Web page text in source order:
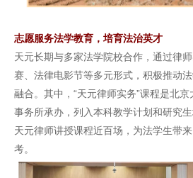
志愿服务法学教育，培育法治英才
天元长期与多家法学院校合作，通过律
赛、法律电影节等多元形式，积极推动
融合。其中，“天元律师实务”课程是北
事务所承办，列入本科教学计划和研究
天元律师讲授课程近百场，为法学生带
考。